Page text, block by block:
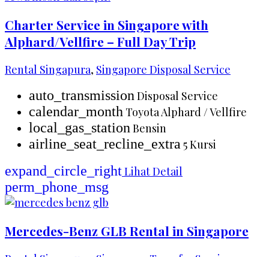
Charter Service in Singapore with
Alphard/Vellfire – Full Day Trip
Rental Singapura, Singapore Disposal Service
auto_transmissionDisposal Service
calendar_month Toyota Alphard / Vellfire
local_gas_stationBensin
airline_seat_recline_extra 5 Kursi
expand_circle_rightLihat Detail
perm_phone_msg
Mercedes-Benz GLB Rental in Singapore